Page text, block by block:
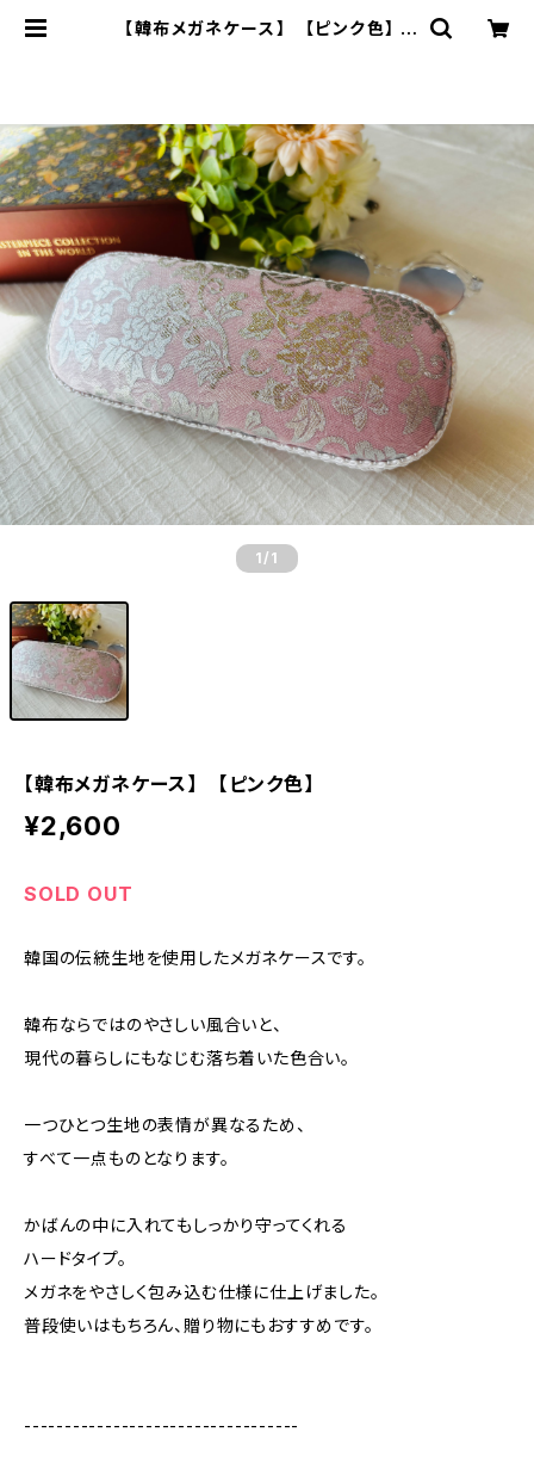
【韓布メガネケース】 【ピンク色】 |
1 /1
【韓布メガネケース】 【ピンク色】
¥2,600
SOLD OUT
韓国の伝統生地を使用したメガネケースです。
韓布ならではのやさしい風合いと、
現代の暮らしにもなじむ落ち着いた色合い。
一つひとつ生地の表情が異なるため、
すべて一点ものとなります。
かばんの中に入れてもしっかり守ってくれる
ハードタイプ。
メガネをやさしく包み込む仕様に仕上げました。
普段使いはもちろん、贈り物にもおすすめです。
----------------------------------